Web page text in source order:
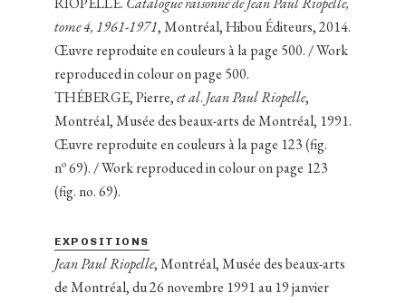
tome 4, 1961-1971, Montréal, Hibou Éditeurs, 2014.
Œuvre reproduite en couleurs à la page 500. / Work
reproduced in colour on page 500.
THÉBERGE, Pierre,et al. Jean Paul Riopelle,
Montréal, Musée des beaux-arts de Montréal, 1991.
Œuvre reproduite en couleurs à la page 123 (fig.
no69). / Work reproduced in colour on page 123
(fig. no. 69).
EXPOSITIONS
Jean Paul Riopelle, Montréal, Musée des beaux-arts
de Montréal, du 26 novembre 1991 au 19 janvier